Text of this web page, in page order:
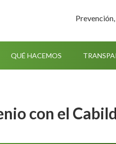
QUÉ HACEMOS
con el